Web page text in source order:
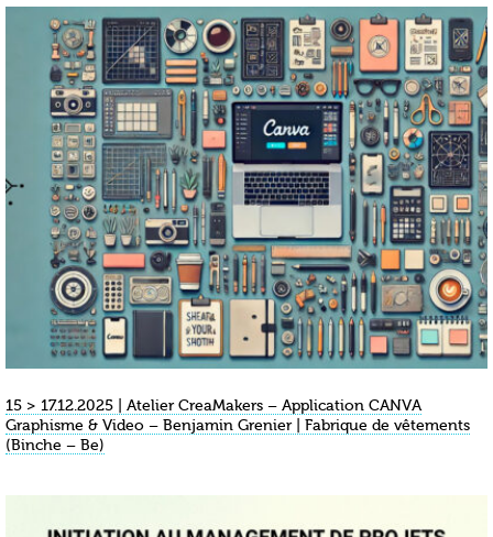
15 > 17.12.2025 | Atelier CreaMakers – Application CANVA
Graphisme & Video – Benjamin Grenier | Fabrique de vêtements
(Binche – Be)